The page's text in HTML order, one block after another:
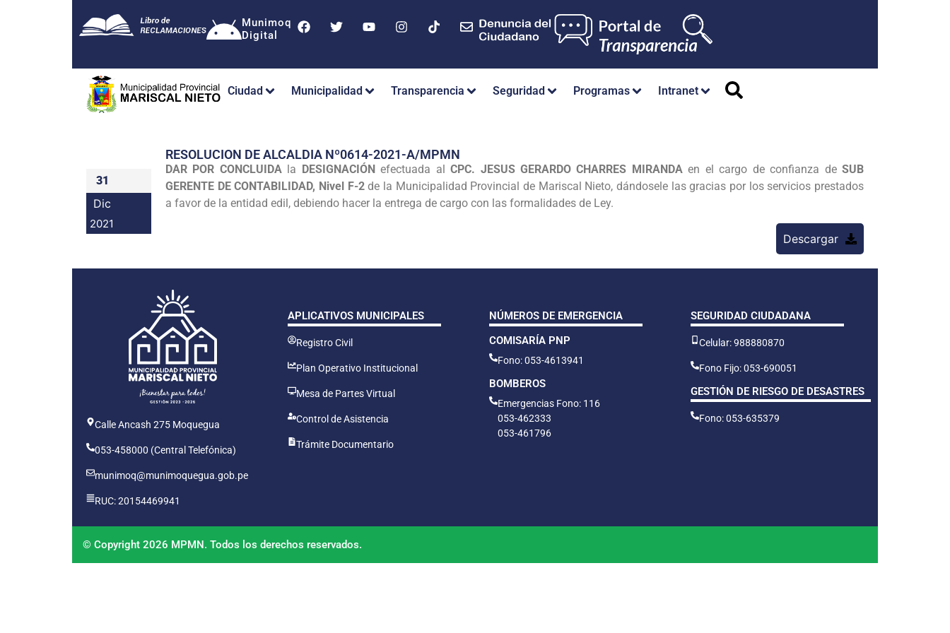
Munimoq
Digital
Ciudad Municipalidad Transparencia Seguridad Programas Intranet
31
Dic
2021
RESOLUCION DE ALCALDIA Nº0614-2021-A/MPMN
DAR POR CONCLUIDAla DESIGNACIÓNefectuada alCPC. JESUS GERARDO CHARRES MIRANDAen el cargo de confianza deSUB
GERENTE DE CONTABILIDAD, Nivel F-2de la Municipalidad Provincial de Mariscal Nieto, dándosele las gracias por los servicios prestados
a favor de la entidad edil, debiendo hacer la entrega de cargo con las formalidades de Ley.
Descargar
Calle Ancash 275 Moquegua
053-458000 (Central Telefónica)
munimoq@munimoquegua.gob.pe
RUC: 20154469941
APLICATIVOS MUNICIPALES
Registro Civil
Plan Operativo Institucional
Mesa de Partes Virtual
Control de Asistencia
Trámite Documentario
NÚMEROS DE EMERGENCIA
COMISARÍA PNP
Fono: 053-4613941
BOMBEROS
Emergencias Fono: 116
053-462333
053-461796
SEGURIDAD CIUDADANA
Celular: 988880870
Fono Fijo: 053-690051
GESTIÓN DE RIESGO DE DESASTRES
Fono: 053-635379
© Copyright 2026 MPMN. Todos los derechos reservados.